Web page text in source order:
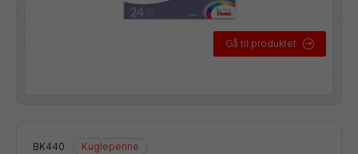
Gå til produktet
BK440 Kuglepenne